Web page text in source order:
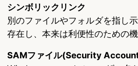
シンボリックリンク
別のファイルやフォルダを指し
存在し、本来は利便性のための
SAMファイル(Security